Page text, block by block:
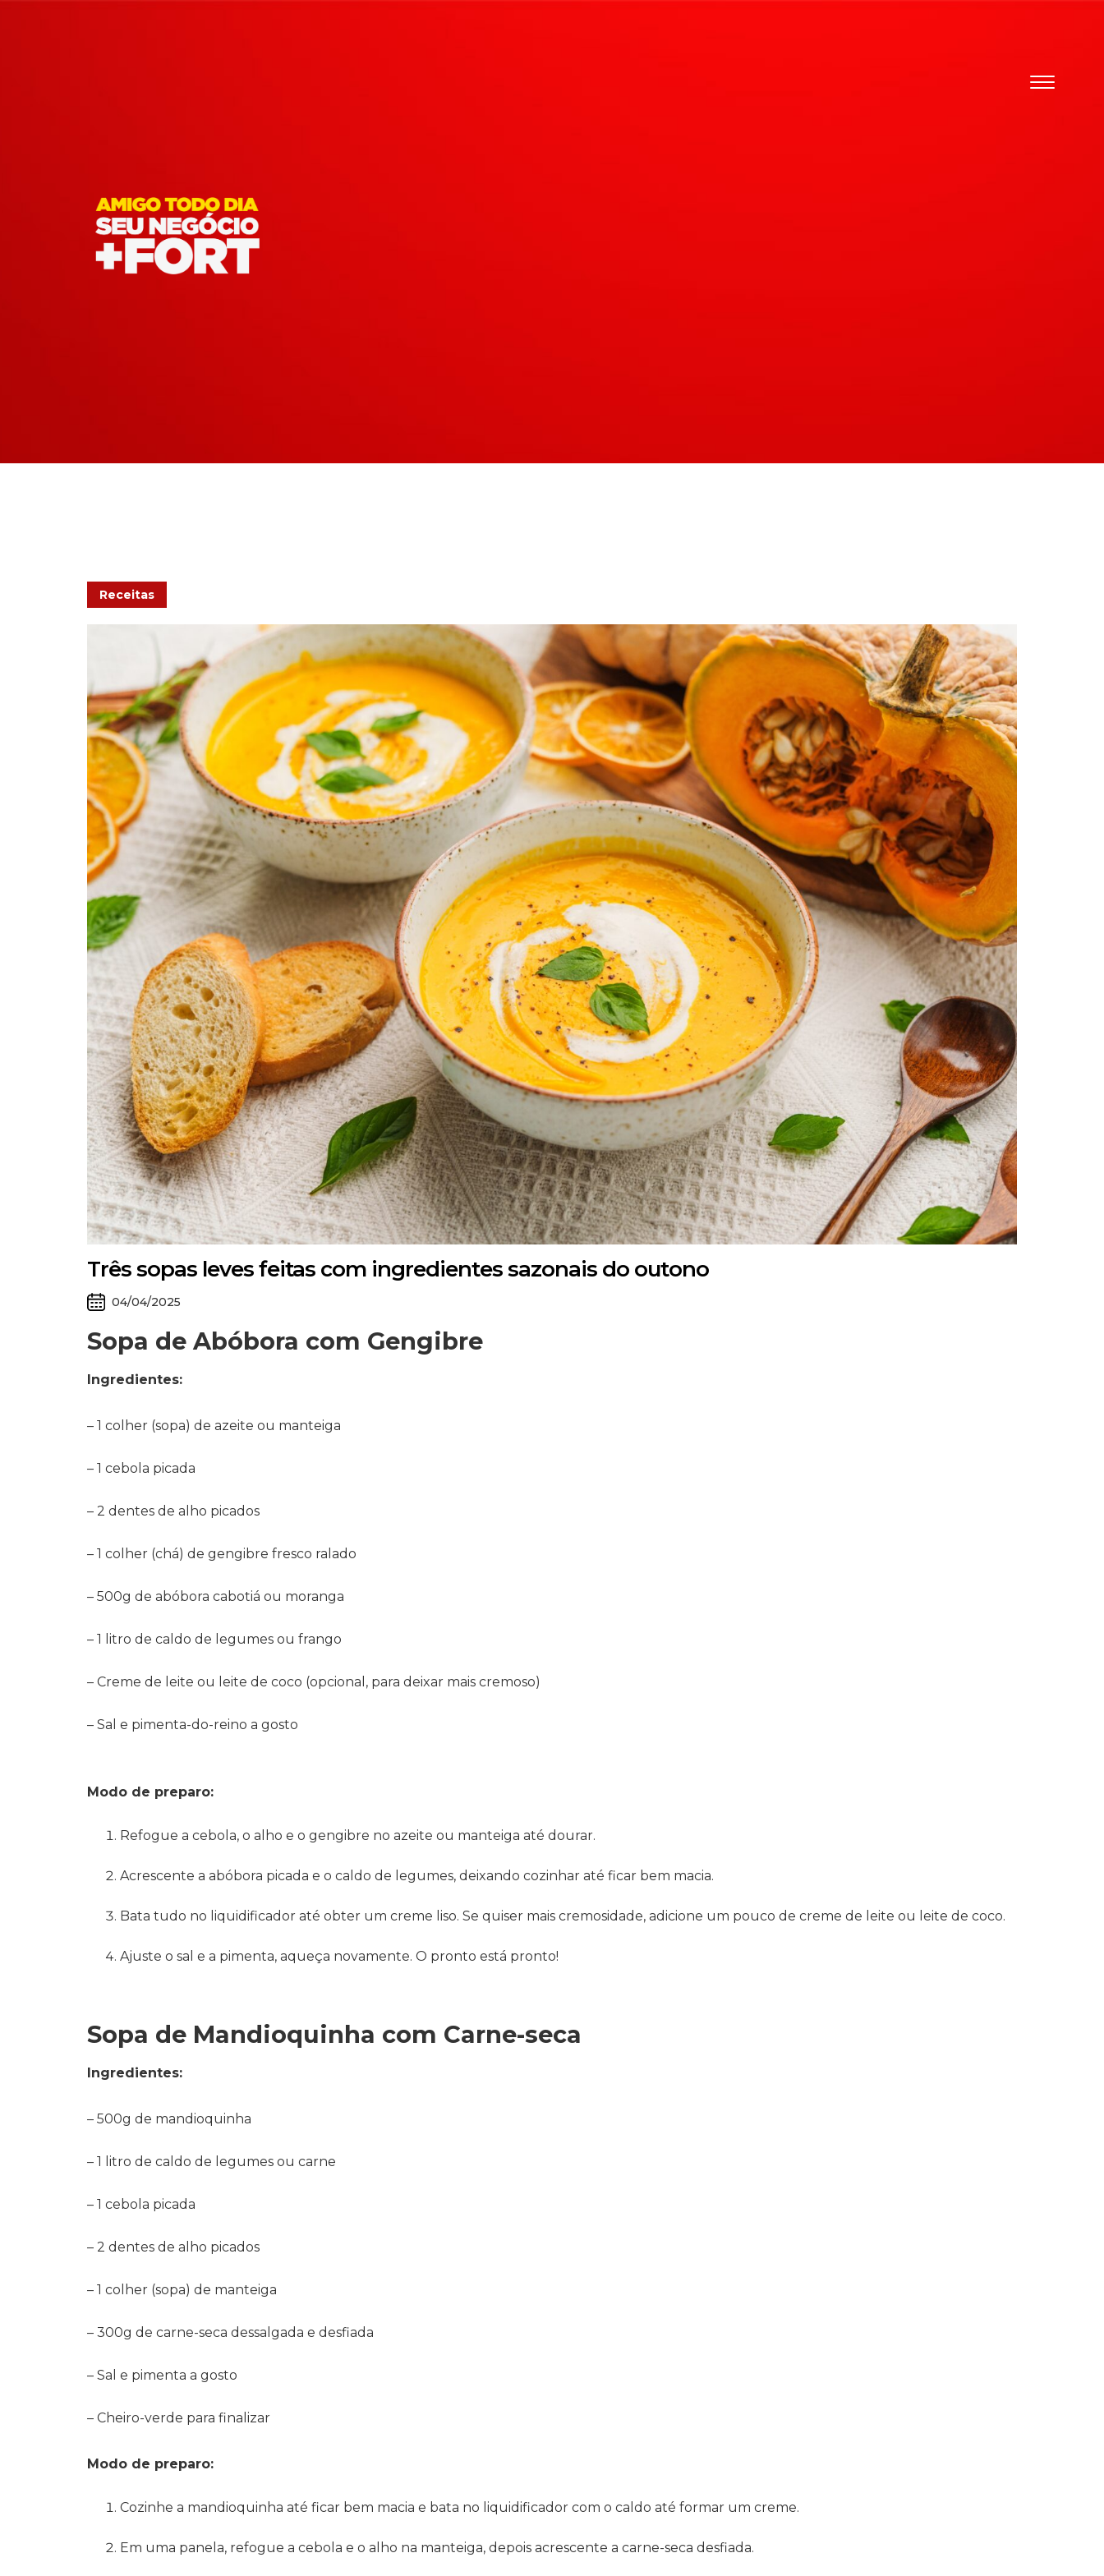
Receitas
Três sopas leves feitas com ingredientes sazonais do outono
04/04/2025
Sopa de Abóbora com Gengibre
Ingredientes:
– 1 colher (sopa) de azeite ou manteiga
– 1 cebola picada
– 2 dentes de alho picados
– 1 colher (chá) de gengibre fresco ralado
– 500g de abóbora cabotiá ou moranga
– 1 litro de caldo de legumes ou frango
– Creme de leite ou leite de coco (opcional, para deixar mais cremoso)
– Sal e pimenta-do-reino a gosto
Modo de preparo:
Refogue a cebola, o alho e o gengibre no azeite ou manteiga até dourar.
Acrescente a abóbora picada e o caldo de legumes, deixando cozinhar até ficar bem macia.
Bata tudo no liquidificador até obter um creme liso. Se quiser mais cremosidade, adicione um pouco de creme de leite ou leite de coco.
Ajuste o sal e a pimenta, aqueça novamente. O pronto está pronto!
Sopa de Mandioquinha com Carne-seca
Ingredientes:
– 500g de mandioquinha
– 1 litro de caldo de legumes ou carne
– 1 cebola picada
– 2 dentes de alho picados
– 1 colher (sopa) de manteiga
– 300g de carne-seca dessalgada e desfiada
– Sal e pimenta a gosto
– Cheiro-verde para finalizar
Modo de preparo:
Cozinhe a mandioquinha até ficar bem macia e bata no liquidificador com o caldo até formar um creme.
Em uma panela, refogue a cebola e o alho na manteiga, depois acrescente a carne-seca desfiada.